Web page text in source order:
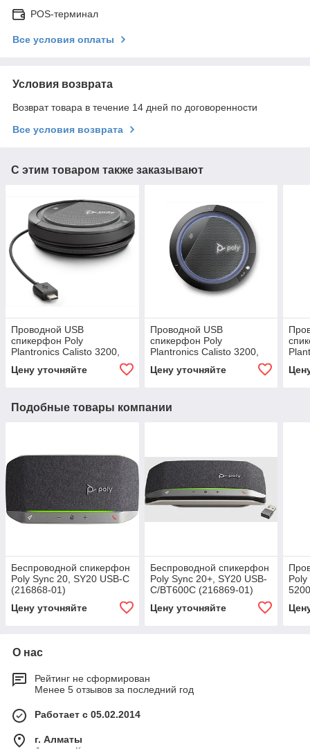
POS-терминал
Все условия оплаты
Условия возврата
Возврат товара в течение 14 дней по договоренности
Все условия возврата
С этим товаром также заказывают
Проводной USB
спикерфон Poly
Plantronics Calisto 3200,
(214182-01)
Цену уточняйте
Проводной USB
спикерфон Poly
Plantronics Calisto 3200,
(214181-01)
Цену уточняйте
Подобные товары компании
Беспроводной спикерфон
Poly Sync 20, SY20 USB-C
(216868-01)
Цену уточняйте
Беспроводной спикерфон
Poly Sync 20+, SY20 USB-
C/BT600C (216869-01)
Цену уточняйте
О нас
Рейтинг не сформирован
Менее 5 отзывов за последний год
Работает с 05.02.2014
г. Алматы